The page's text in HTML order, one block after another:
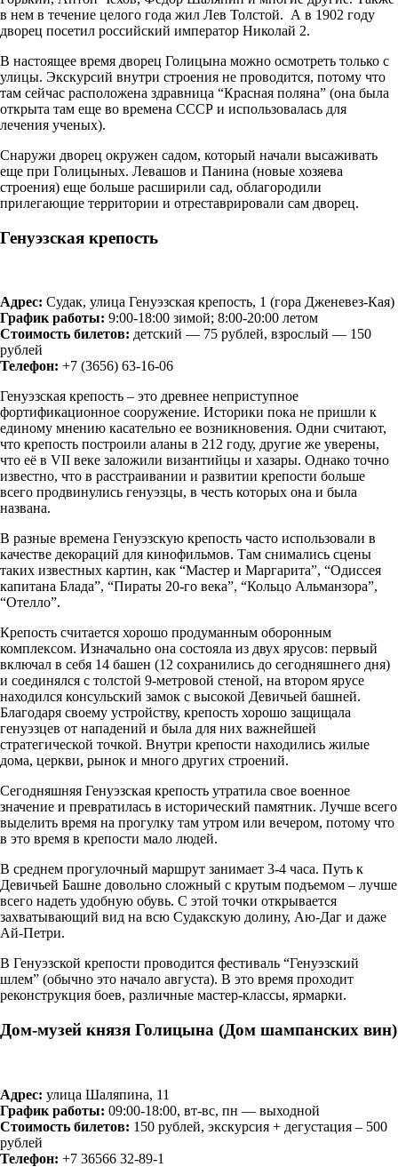
в нем в течение целого года жил Лев Толстой. А в 1902 году
дворец посетил российский император Николай 2.
В настоящее время дворец Голицына можно осмотреть только с
улицы. Экскурсий внутри строения не проводится, потому что
там сейчас расположена здравница “Красная поляна” (она была
открыта там еще во времена СССР и использовалась для
лечения ученых).
Снаружи дворец окружен садом, который начали высаживать
еще при Голицыных. Левашов и Панина (новые хозяева
строения) еще больше расширили сад, облагородили
прилегающие территории и отреставрировали сам дворец.
Генуэзская крепость
Адрес: Судак, улица Генуэзская крепость, 1 (гора Дженевез-Кая)
График работы: 9:00-18:00 зимой; 8:00-20:00 летом
Стоимость билетов: детский — 75 рублей, взрослый — 150
рублей
Телефон: +7 (3656) 63-16-06
Генуэзская крепость – это древнее неприступное
фортификационное сооружение. Историки пока не пришли к
единому мнению касательно ее возникновения. Одни считают,
что крепость построили аланы в 212 году, другие же уверены,
что её в VII веке заложили византийцы и хазары. Однако точно
известно, что в расстраивании и развитии крепости больше
всего продвинулись генуэзцы, в честь которых она и была
названа.
В разные времена Генуэзскую крепость часто использовали в
качестве декораций для кинофильмов. Там снимались сцены
таких известных картин, как “Мастер и Маргарита”, “Одиссея
капитана Блада”, “Пираты 20-го века”, “Кольцо Альманзора”,
“Отелло”.
Крепость считается хорошо продуманным оборонным
комплексом. Изначально она состояла из двух ярусов: первый
включал в себя 14 башен (12 сохранились до сегодняшнего дня)
и соединялся с толстой 9-метровой стеной, на втором ярусе
находился консульский замок с высокой Девичьей башней.
Благодаря своему устройству, крепость хорошо защищала
генуэзцев от нападений и была для них важнейшей
стратегической точкой. Внутри крепости находились жилые
дома, церкви, рынок и много других строений.
Сегодняшняя Генуэзская крепость утратила свое военное
значение и превратилась в исторический памятник. Лучше всего
выделить время на прогулку там утром или вечером, потому что
в это время в крепости мало людей.
В среднем прогулочный маршрут занимает 3-4 часа. Путь к
Девичьей Башне довольно сложный с крутым подъемом – лучше
всего надеть удобную обувь. С этой точки открывается
захватывающий вид на всю Судакскую долину, Аю-Даг и даже
Ай-Петри.
В Генуэзской крепости проводится фестиваль “Генуэзский
шлем” (обычно это начало августа). В это время проходит
реконструкция боев, различные мастер-классы, ярмарки.
Дом-музей князя Голицына (Дом шампанских вин)
Адрес: улица Шаляпина, 11
График работы: 09:00-18:00, вт-вс, пн — выходной
Стоимость билетов: 150 рублей, экскурсия + дегустация – 500
рублей
Телефон: +7 36566 32-89-1